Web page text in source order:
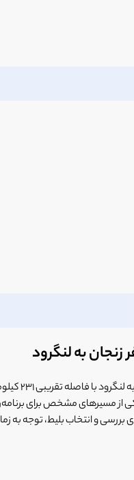
زنجان به لنگرود
یکی از مسیرهای مشخص برای
بررسی و انتخاب بلیط، توجه به